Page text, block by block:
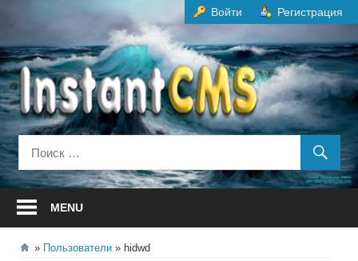
содержанию
Войти Регистрация
MENU
Пользователи hidwd